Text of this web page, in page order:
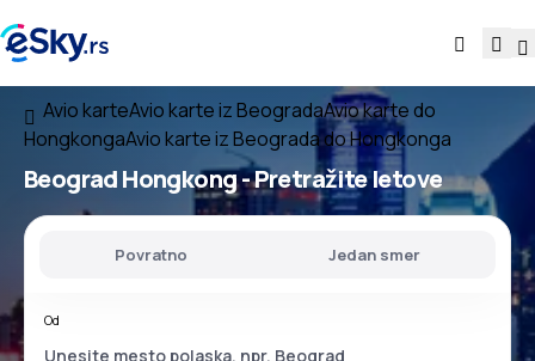
Avio karteAvio karte iz BeogradaAvio karte do
HongkongaAvio karte iz Beograda do Hongkonga
Beograd Hongkong- Pretražite letove
Povratno Jedan smer
Od